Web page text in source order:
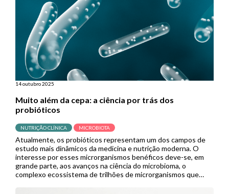
14 outubro 2025
Muito além da cepa: a ciência por trás dos
probióticos
NUTRIÇÃO CLÍNICA MICROBIOTA
Atualmente, os probióticos representam um dos campos de
estudo mais dinâmicos da medicina e nutrição moderna. O
interesse por esses microrganismos benéficos deve-se, em
grande parte, aos avanços na ciência do microbioma, o
complexo ecossistema de trilhões de microrganismos que